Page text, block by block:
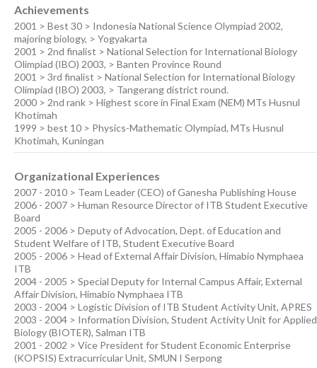
Achievements
2001 > Best 30 > Indonesia National Science Olympiad 2002,
majoring biology, > Yogyakarta
2001 > 2nd finalist > National Selection for International Biology
Olimpiad (IBO) 2003, > Banten Province Round
2001 > 3rd finalist > National Selection for International Biology
Olimpiad (IBO) 2003, > Tangerang district round.
2000 > 2nd rank > Highest score in Final Exam (NEM) MTs Husnul
Khotimah
1999 > best 10 > Physics-Mathematic Olympiad, MTs Husnul
Khotimah, Kuningan
Organizational Experiences
2007 - 2010 > Team Leader (CEO) of Ganesha Publishing House
2006 - 2007 > Human Resource Director of ITB Student Executive
Board
2005 - 2006 > Deputy of Advocation, Dept. of Education and
Student Welfare of ITB, Student Executive Board
2005 - 2006 > Head of External Affair Division, Himabio Nymphaea
ITB
2004 - 2005 > Special Deputy for Internal Campus Affair, External
Affair Division, Himabio Nymphaea ITB
2003 - 2004 > Logistic Division of ITB Student Activity Unit, APRES
2003 - 2004 > Information Division, Student Activity Unit for Applied
Biology (BIOTER), Salman ITB
2001 - 2002 > Vice President for Student Economic Enterprise
(KOPSIS) Extracurricular Unit, SMUN I Serpong